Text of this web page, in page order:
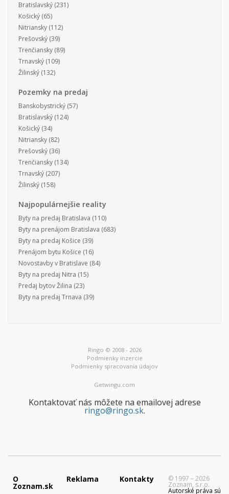
Bratislavský (231)
Košický (65)
Nitriansky (112)
Prešovský (39)
Trenčiansky (89)
Trnavský (109)
Žilinský (132)
Pozemky na predaj
Banskobystrický (57)
Bratislavský (124)
Košický (34)
Nitriansky (82)
Prešovský (36)
Trenčiansky (134)
Trnavský (207)
Žilinský (158)
Najpopulárnejšie reality
Byty na predaj Bratislava (110)
Byty na prenájom Bratislava (683)
Byty na predaj Košice (39)
Prenájom bytu Košice (16)
Novostavby v Bratislave (84)
Byty na predaj Nitra (15)
Predaj bytov Žilina (23)
Byty na predaj Trnava (39)
Ringo © 2008 - 2026
Podmienky inzercie
Podmienky spracovania údajov
Getwingu.com
Kontaktovať nás môžete na emailovej adrese
ringo@ringo.sk.
O
Zoznam.sk
Reklama Kontakty © 1997 – 2026
Zoznam, s.r.o.
Autorské práva sú